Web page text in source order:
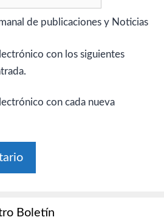
de publicaciones y Noticias
con los siguientes
con cada nueva
Boletín